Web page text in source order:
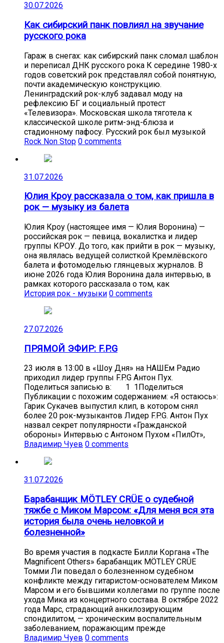
30.07.2026
Как сибирский панк повлиял на звучание
русского рока
Гараж в снегах: как сибирский панк сломал шаблон
и переписал ДНК русского рока К середине 1980-х
годов советский рок представлял собой понятную,
почти академическую конструкцию.
Ленинградский рок-клуб задавал моду на
рефлексию БГ и социальный протест
«Телевизора». Московская школа тяготела к
классической школе ритм-энд-блюза и
стадионному пафосу. Русский рок был музыкой
Rock Non Stop 0 comments
31.07.2026
Юлия Кроу рассказала о том, как пришла в
рок — музыку из балета
Юлия Кроу (настоящее имя — Юлия Воронина) —
российская рок — певица, вокалистка и лидер
группы КРОУ. До того, как прийти в рок — музыку,
она являлась ведущей солисткой Кремлёвского
балета и фотомоделью глянцевых журналов. В
июне 2026 года Юлия Воронина дала интервью, в
рамках которого рассказала о том, как
История рок - музыки 0 comments
27.07.2026
ПРЯМОЙ ЭФИР: F.P.G
23 июля в 13:00 в «Шоу Дня» на НАШЕм Радио
приходил лидер группы F.P.G Антон Пух.
Поделиться записью в: 1 1Поделиться
Публикации с похожим содержанием: «Я остаюсь»:
Гарик Сукачев выпустил клип, в котором снял
более 20 рок-музыкантов Лидер F.P.G. Антон Пух
назвал секрет популярности «Гражданской
обороны» Интервью с Антоном Пухом «ПилОт»,
Владимир Чуев 0 comments
31.07.2026
Барабанщик MÖTLEY CRÜE о судебной
тяжбе с Миком Марсом: «Для меня вся эта
история была очень неловкой и
болезненной»
Во время участия в подкасте Билли Коргана «The
Magnificent Others» барабанщик MÖTLEY CRÜE
Томми Ли поведал о болезненном судебном
конфликте между гитаристом-основателем Миком
Марсом и его бывшими коллегами по группе после
ухода Мика из концертного состава. В октябре 2022
года Марс, страдающий анкилозирующим
спондилитом, — хроническим воспалительным
заболеванием, поражающим прежде
Владимир Чуев 0 comments